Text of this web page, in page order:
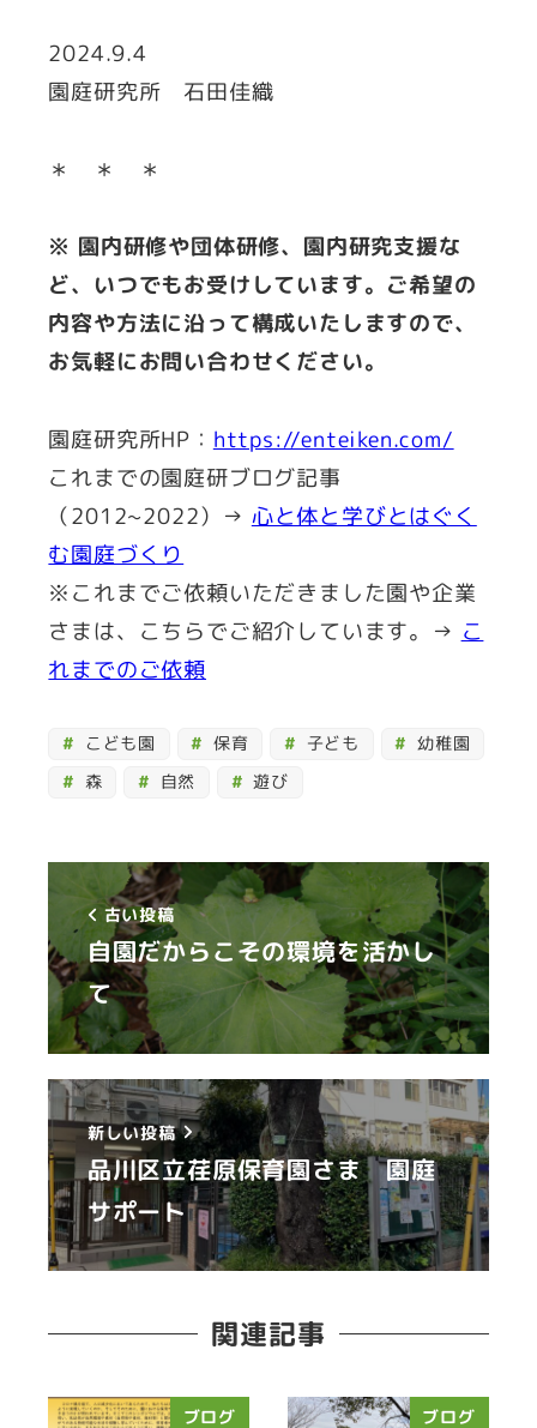
2024.9.4
園庭研究所 石田佳織
＊ ＊ ＊
※ 園内研修や団体研修、園内研究支援な
ど、いつでもお受けしています。ご希望の
内容や方法に沿って構成いたしますので、
お気軽にお問い合わせください。
園庭研究所HP： https://enteiken.com/
これまでの園庭研ブログ記事
（2012~2022）→ 心と体と学びとはぐく
む園庭づくり
※これまでご依頼いただきました園や企業
さまは、こちらでご紹介しています。→ こ
れまでのご依頼
こども園 保育 子ども
幼稚園
森
自然 遊び
古い投稿
自園だからこその環境を活かし
て
新しい投稿
品川区立荏原保育園さま 園庭
サポート
関連記事
ブログ ブログ